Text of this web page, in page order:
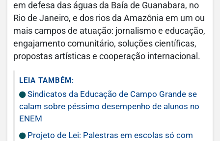
em defesa das águas da Baía de Guanabara, no
Rio de Janeiro, e dos rios da Amazônia em um ou
mais campos de atuação: jornalismo e educação,
engajamento comunitário, soluções científicas,
propostas artísticas e cooperação internacional.
LEIA TAMBÉM:
Sindicatos da Educação de Campo Grande se
calam sobre péssimo desempenho de alunos no
ENEM
Projeto de Lei: Palestras em escolas só com